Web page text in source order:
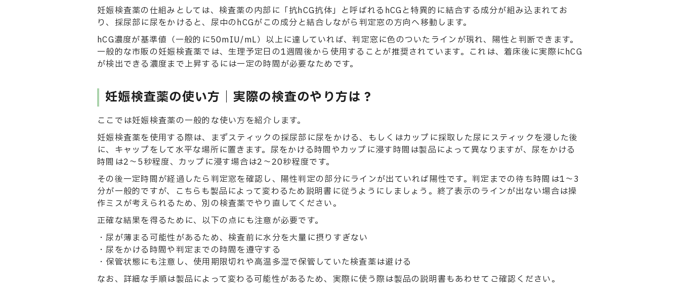
妊娠検査薬の仕組みとしては、検査薬の内部に「抗hCG抗体」と呼ばれるhCGと特異的に結合する成分が組み込まれてお
り、採尿部に尿をかけると、尿中のhCGがこの成分と結合しながら判定窓の方向へ移動します。
hCG濃度が基準値（一般的に50mIU/mL）以上に達していれば、判定窓に色のついたラインが現れ、陽性と判断できます。
一般的な市販の妊娠検査薬では、生理予定日の1週間後から使用することが推奨されています。これは、着床後に実際にhCG
が検出できる濃度まで上昇するには一定の時間が必要なためです。
妊娠検査薬の使い方｜実際の検査のやり方は？
ここでは妊娠検査薬の一般的な使い方を紹介します。
妊娠検査薬を使用する際は、まずスティックの採尿部に尿をかける、もしくはカップに採取した尿にスティックを浸した後
に、キャップをして水平な場所に置きます。尿をかける時間やカップに浸す時間は製品によって異なりますが、尿をかける
時間は2〜5秒程度、カップに浸す場合は2〜20秒程度です。
その後一定時間が経過したら判定窓を確認し、陽性判定の部分にラインが出ていれば陽性です。判定までの待ち時間は1〜3
分が一般的ですが、こちらも製品によって変わるため説明書に従うようにしましょう。終了表示のラインが出ない場合は操
作ミスが考えられるため、別の検査薬でやり直してください。
正確な結果を得るために、以下の点にも注意が必要です。
・尿が薄まる可能性があるため、検査前に水分を大量に摂りすぎない
・尿をかける時間や判定までの時間を遵守する
・保管状態にも注意し、使用期限切れや高温多湿で保管していた検査薬は避ける
なお、詳細な手順は製品によって変わる可能性があるため、実際に使う際は製品の説明書もあわせてご確認ください。